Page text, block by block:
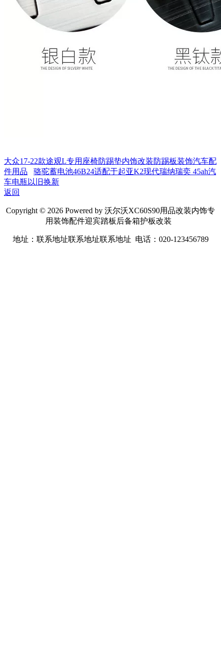
大众17-22款途观L专用座椅防踢垫内饰改装防踢板装饰汽车配
件用品
骆驼蓄电池46B24适配于起亚K2现代瑞纳瑞奕 45ah汽
车电瓶以旧换新
返回
Copyright © 2026 Powered by 沃尔沃XC60S90用品改装内饰专
用装饰配件迎宾踏板后备箱护板改装
地址：联系地址联系地址联系地址 电话：020-123456789